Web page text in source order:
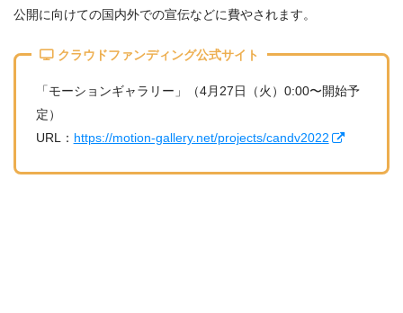
公開に向けての国内外での宣伝などに費やされます。
クラウドファンディング公式サイト
「モーションギャラリー」（4月27日（火）0:00〜開始予
定）
URL： https://motion-gallery.net/projects/candv2022